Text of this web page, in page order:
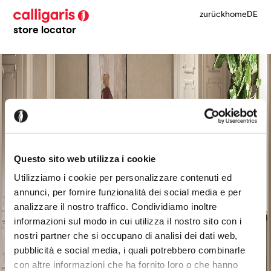
Questo sito web utilizza i cookie
Utilizziamo i cookie per personalizzare contenuti ed
annunci, per fornire funzionalità dei social media e per
analizzare il nostro traffico. Condividiamo inoltre
informazioni sul modo in cui utilizza il nostro sito con i
nostri partner che si occupano di analisi dei dati web,
pubblicità e social media, i quali potrebbero combinarle
con altre informazioni che ha fornito loro o che hanno
store locator
zurückhomeDE